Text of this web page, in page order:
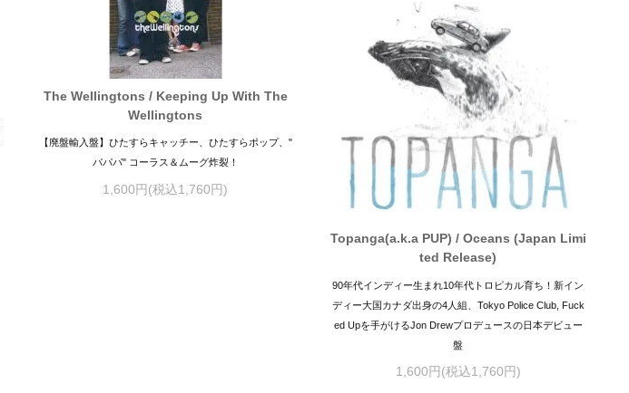
The Wellingtons / Keeping Up With The
Wellingtons
【廃盤輸入盤】ひたすらキャッチー、ひたすらポップ、"
パパパ" コーラス＆ムーグ炸裂！
1,600円(税込1,760円)
Topanga(a.k.a PUP) / Oceans (Japan Limi
ted Release)
90年代インディー生まれ10年代トロピカル育ち！新イン
ディー大国カナダ出身の4人組、Tokyo Police Club, Fuck
ed Upを手がけるJon Drewプロデュースの日本デビュー
盤
1,600円(税込1,760円)